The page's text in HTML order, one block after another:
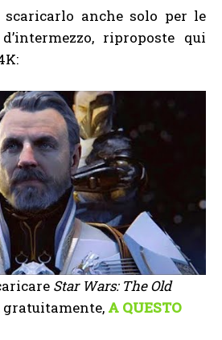
scaricarlo anche solo per le
riproposte qui
Star Wars: The Old
gratuitamente, A QUESTO